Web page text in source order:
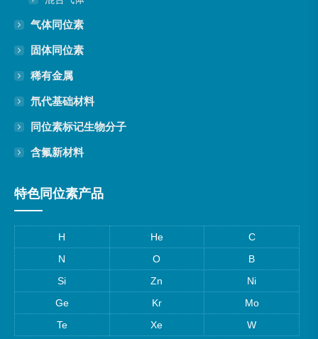
气体同位素
固体同位素
稀有金属
氘代基础材料
同位素标记生物分子
含氟新材料
特色同位素产品
H He
C
N
O
B
Si
Zn
Ni
Ge
Kr
Mo
Te
Xe W